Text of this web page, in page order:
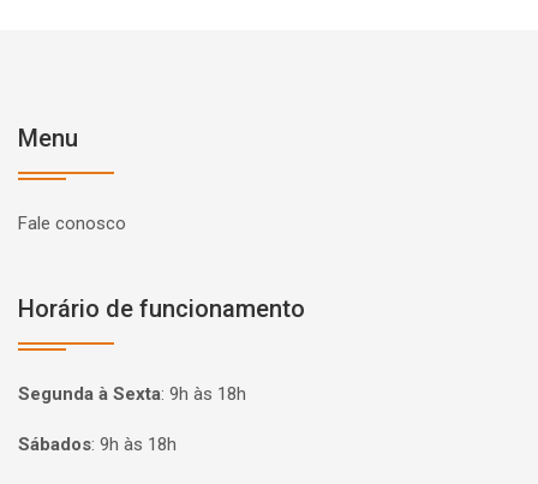
Menu
Fale conosco
Horário de funcionamento
Segunda à Sexta: 9h às 18h
Sábados: 9h às 18h